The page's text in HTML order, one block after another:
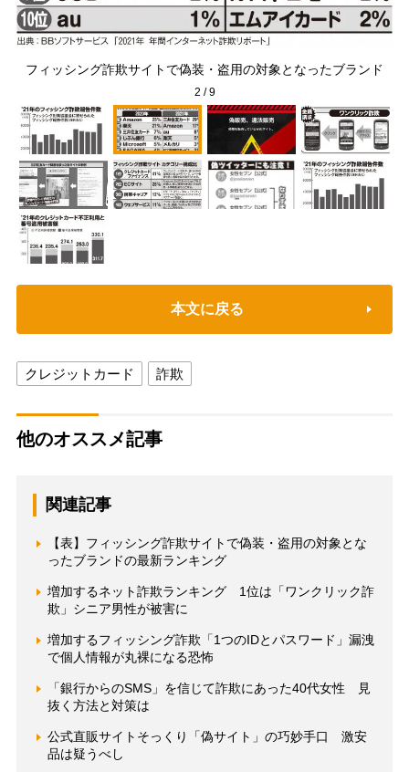
フィッシング詐欺サイトで偽装・盗用の対象となったブランド
2 /9
本文に戻る
クレジットカード 詐欺
他のオススメ記事
関連記事
【表】フィッシング詐欺サイトで偽装・盗用の対象とな
ったブランドの最新ランキング
増加するネット詐欺ランキング 1位は「ワンクリック詐
欺」シニア男性が被害に
増加するフィッシング詐欺「1つのIDとパスワード」漏洩
で個人情報が丸裸になる恐怖
「銀行からのSMS」を信じて詐欺にあった40代女性 見
抜く方法と対策は
公式直販サイトそっくり「偽サイト」の巧妙手口 激安
品は疑うべし